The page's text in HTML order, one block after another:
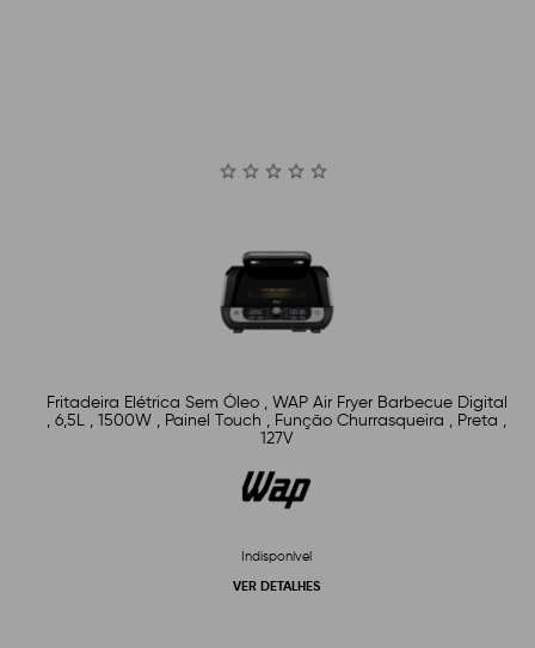
Fritadeira Elétrica Sem Óleo , WAP Air Fryer Barbecue Digital
, 6,5L , 1500W , Painel Touch , Função Churrasqueira , Preta ,
127V
Indisponível
VER DETALHES